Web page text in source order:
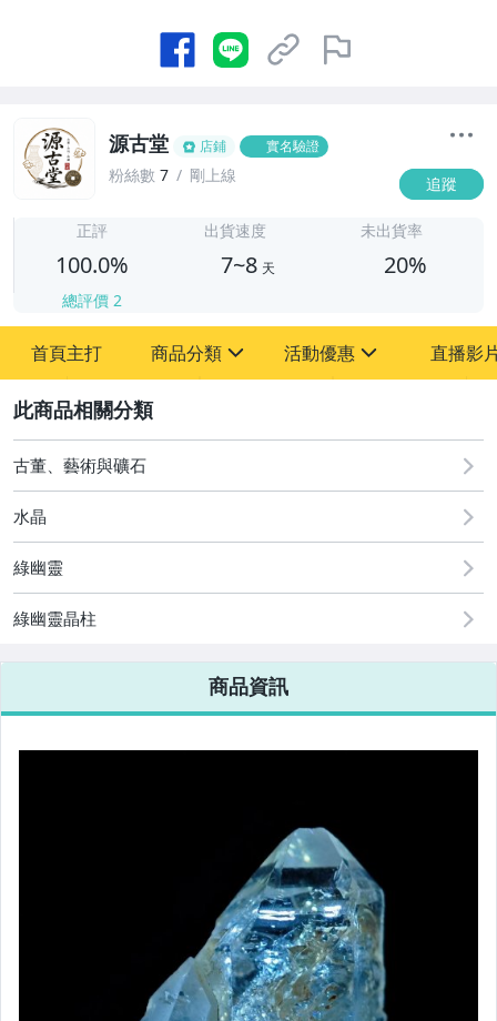
源古堂 店鋪 實名驗證
粉絲數 7 剛上線 追蹤
正評
100.0%
總評價 2
出貨速度
7~8 天
未出貨率
20%
首頁主打 商品分類
其它
活動優惠
[全店] 周年慶
[全店] 粉絲專享
直播影
古董、藝術與礦石
水晶
綠幽靈
綠幽靈晶柱
商品資訊